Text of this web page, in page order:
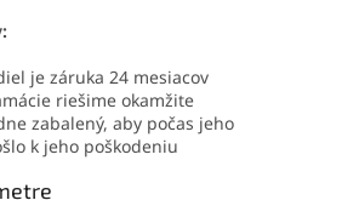
je záruka 24 mesiacov
riešime okamžite
zabalený, aby počas jeho
k jeho poškodeniu